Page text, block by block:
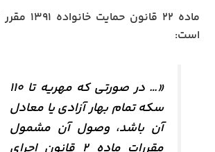
ماده ۲۲ قانون حمایت
است:
«… در صورتی که مهریه تا ۱۱۰
سکه تمام بهار آزادی یا معادل
آن باشد، وصول آن مشمول